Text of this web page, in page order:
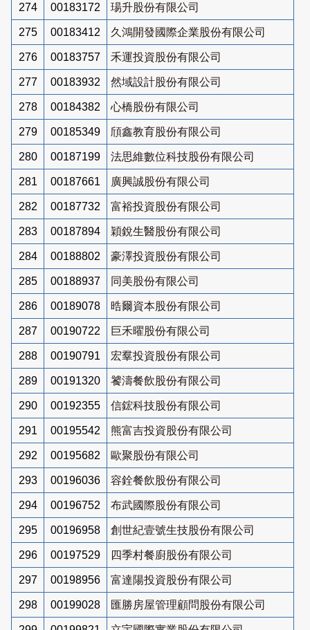
274 00183172 瑒升股份有限公司
275 00183412 久鴻開發國際企業股份有限公司
276 00183757 禾運投資股份有限公司
277 00183932 然域設計股份有限公司
278 00184382 心橋股份有限公司
279 00185349 頎鑫教育股份有限公司
280 00187199 法思維數位科技股份有限公司
281 00187661 廣興誠股份有限公司
282 00187732 富裕投資股份有限公司
283 00187894 穎銳生醫股份有限公司
284 00188802 豪澤投資股份有限公司
285 00188937 同美股份有限公司
286 00189078 晧爾資本股份有限公司
287 00190722 巨禾曜股份有限公司
288 00190791 宏羣投資股份有限公司
289 00191320 饕濤餐飲股份有限公司
290 00192355 信鋐科技股份有限公司
291 00195542 熊富吉投資股份有限公司
292 00195682 歐聚股份有限公司
293 00196036 容銓餐飲股份有限公司
294 00196752 布武國際股份有限公司
295 00196958 創世紀壹號生技股份有限公司
296 00197529 四季村餐廚股份有限公司
297 00198956 富達陽投資股份有限公司
298 00199028 匯勝房屋管理顧問股份有限公司